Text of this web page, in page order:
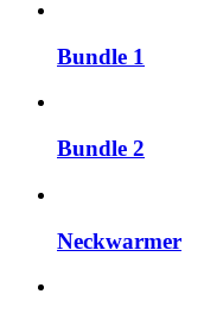
Bundle 1
Bundle 2
Neckwarmer